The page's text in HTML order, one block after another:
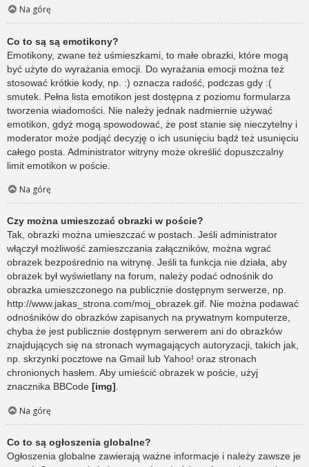
Na górę
Co to są są emotikony?
Emotikony, zwane też uśmieszkami, to małe obrazki, które mogą
być użyte do wyrażania emocji. Do wyrażania emocji można też
stosować krótkie kody, np. :) oznacza radość, podczas gdy :(
smutek. Pełna lista emotikon jest dostępna z poziomu formularza
tworzenia wiadomości. Nie należy jednak nadmiernie używać
emotikon, gdyż mogą spowodować, że post stanie się nieczytelny i
moderator może podjąć decyzję o ich usunięciu bądź też usunięciu
całego posta. Administrator witryny może określić dopuszczalny
limit emotikon w poście.
Na górę
Czy można umieszczać obrazki w poście?
Tak, obrazki można umieszczać w postach. Jeśli administrator
włączył możliwość zamieszczania załączników, można wgrać
obrazek bezpośrednio na witrynę. Jeśli ta funkcja nie działa, aby
obrazek był wyświetlany na forum, należy podać odnośnik do
obrazka umieszczonego na publicznie dostępnym serwerze, np.
http://www.jakas_strona.com/moj_obrazek.gif. Nie można podawać
odnośników do obrazków zapisanych na prywatnym komputerze,
chyba że jest publicznie dostępnym serwerem ani do obrazków
znajdujących się na stronach wymagających autoryzacji, takich jak,
np. skrzynki pocztowe na Gmail lub Yahoo! oraz stronach
chronionych hasłem. Aby umieścić obrazek w poście, użyj
znacznika BBCode [img].
Na górę
Co to są ogłoszenia globalne?
Ogłoszenia globalne zawierają ważne informacje i należy zawsze je